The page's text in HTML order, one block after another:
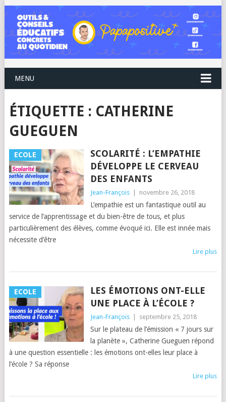
MENU
ÉTIQUETTE : CATHERINE
GUEGUEN
ECOLE
SCOLARITÉ : L’EMPATHIE
DÉVELOPPE LE CERVEAU
DES ENFANTS
Jean-François novembre 26, 2018
L’empathie est un fantastique outil au
service de l’apprentissage et du bien-être de tous, et plus
particulièrement des élèves, comme évoqué ici. Elle est innée mais
nécessite d’être
Lire plus
ECOLE
LES ÉMOTIONS ONT-ELLE
UNE PLACE À L’ÉCOLE ?
Jean-François septembre 25, 2018
Sur le plateau de l’émission « 7 jours sur
la planète », Catherine Gueguen répond
à une question essentielle : les émotions ont-elles leur place à
l’école ? Sa réponse
Lire plus